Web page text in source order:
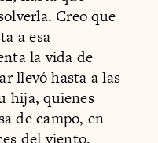
Creo que
a esa
la vida de
llevó hasta a las
hija, quienes
de campo, en